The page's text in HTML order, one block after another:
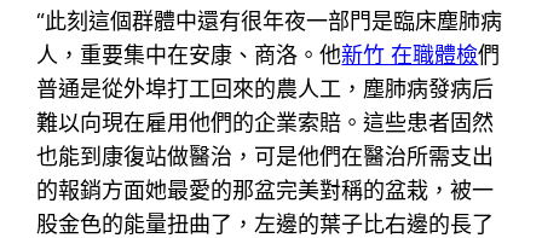
“此刻這個群體中還有很年夜一部門是臨床塵肺病
人，重要集中在安康、商洛。他新竹 在職體檢們
普通是從外埠打工回來的農人工，塵肺病發病后
難以向現在雇用他們的企業索賠。這些患者固然
也能到康復站做醫治，可是他們在醫治所需支出
的報銷方面她最愛的那盆完美對稱的盆栽，被一
股金色的能量扭曲了，左邊的葉子比右邊的長了